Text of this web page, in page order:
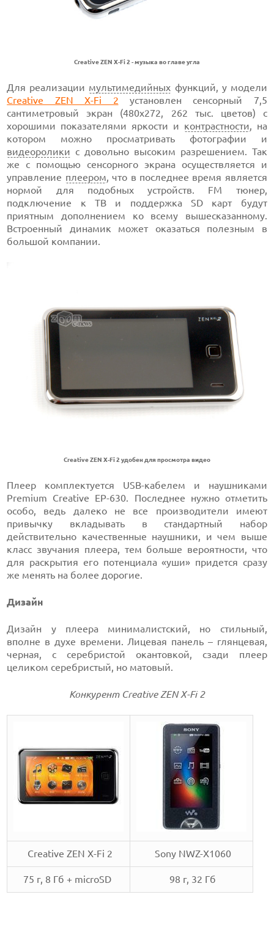
Creative ZEN X-Fi 2 - музыка во главе угла
Для реализации мультимедийных функций, у модели
Creative ZEN X-Fi 2 установлен сенсорный 7,5
сантиметровый экран (480х272, 262 тыс. цветов) с
хорошими показателями яркости и контрастности, на
котором можно просматривать фотографии и
видеоролики с довольно высоким разрешением. Так
же с помощью сенсорного экрана осуществляется и
управление плеером, что в последнее время является
нормой для подобных устройств. FM тюнер,
подключение к ТВ и поддержка SD карт будут
приятным дополнением ко всему вышесказанному.
Встроенный динамик может оказаться полезным в
большой компании.
Creative ZEN X-Fi 2 удобен для просмотра видео
Плеер комплектуется USB-кабелем и наушниками
Premium Creative EP-630. Последнее нужно отметить
особо, ведь далеко не все производители имеют
привычку вкладывать в стандартный набор
действительно качественные наушники, и чем выше
класс звучания плеера, тем больше вероятности, что
для раскрытия его потенциала «уши» придется сразу
же менять на более дорогие.
Дизайн
Дизайн у плеера минималистский, но стильный,
вполне в духе времени. Лицевая панель – глянцевая,
черная, с серебристой окантовкой, сзади плеер
целиком серебристый, но матовый.
Конкурент Creative ZEN X-Fi 2
Creative ZEN X-Fi 2 Sony NWZ-X1060
75 г, 8 Гб + microSD 98 г, 32 Гб